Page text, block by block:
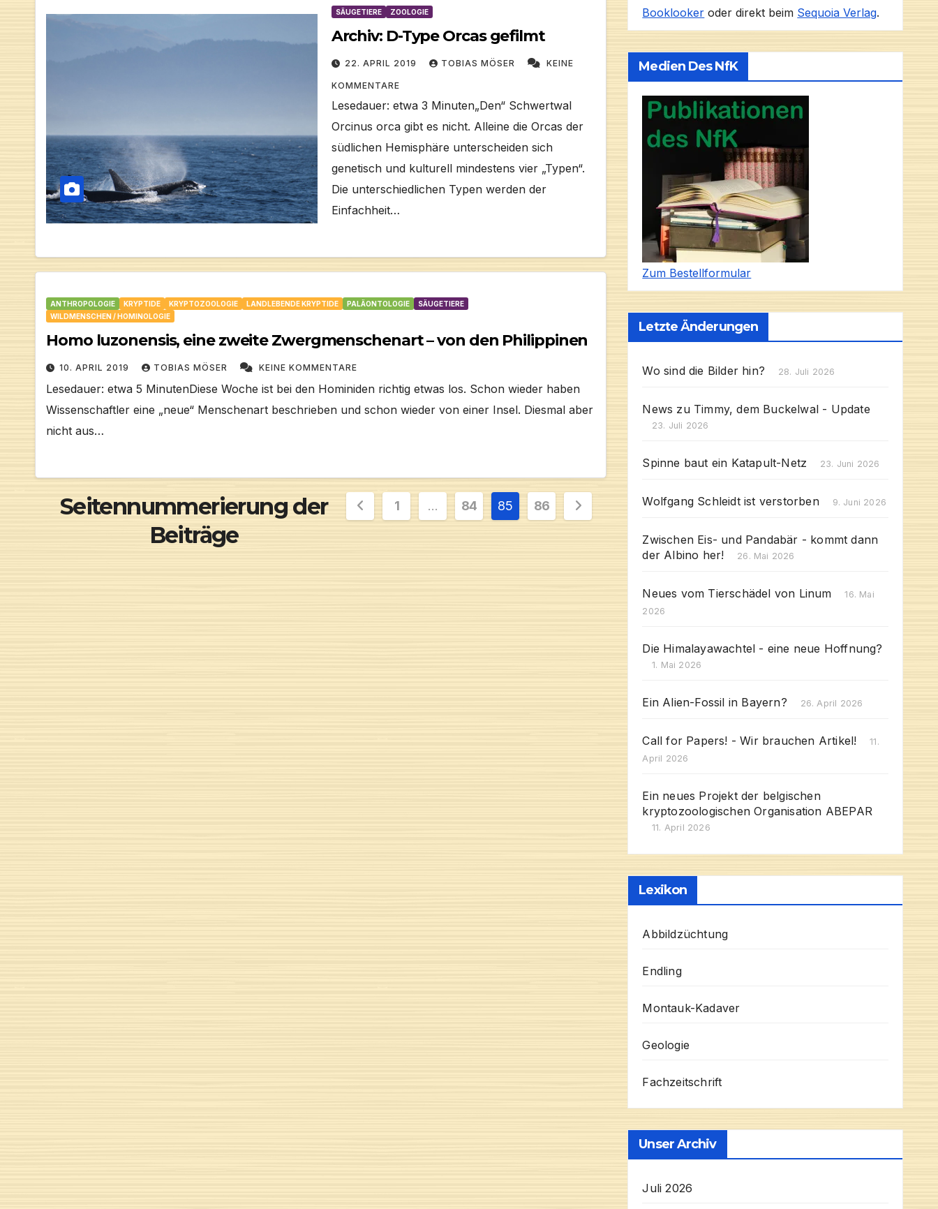
SÄUGETIERE ZOOLOGIE
Archiv: D-Type Orcas gefilmt
22. APRIL 2019 TOBIAS MÖSER KEINE
KOMMENTARE
Lesedauer: etwa 3 Minuten„Den“ Schwertwal
Orcinus orca gibt es nicht. Alleine die Orcas der
südlichen Hemisphäre unterscheiden sich
genetisch und kulturell mindestens vier „Typen“.
Die unterschiedlichen Typen werden der
Einfachheit…
ANTHROPOLOGIE KRYPTIDE KRYPTOZOOLOGIE LANDLEBENDE KRYPTIDE PALÄONTOLOGIE
SÄUGETIERE
WILDMENSCHEN / HOMINOLOGIE
Homo luzonensis, eine zweite Zwergmenschenart – von den Philippinen
10. APRIL 2019 TOBIAS MÖSER KEINE KOMMENTARE
Lesedauer: etwa 5 MinutenDiese Woche ist bei den Hominiden richtig etwas los. Schon wieder haben
Wissenschaftler eine „neue“ Menschenart beschrieben und schon wieder von einer Insel. Diesmal aber
nicht aus…
Seitennummerierung der
Beiträge
1 … 84 85 86
Booklooker oder direkt beim Sequoia Verlag.
Medien Des NfK
Zum Bestellformular
Letzte Änderungen
Wo sind die Bilder hin? 28. Juli 2026
News zu Timmy, dem Buckelwal - Update
23. Juli 2026
Spinne baut ein Katapult-Netz 23. Juni 2026
Wolfgang Schleidt ist verstorben 9. Juni 2026
Zwischen Eis- und Pandabär - kommt dann
der Albino her!
26. Mai 2026
Neues vom Tierschädel von Linum
16. Mai
2026
Die Himalayawachtel - eine neue Hoffnung?
1. Mai 2026
Ein Alien-Fossil in Bayern? 26. April 2026
Call for Papers! - Wir brauchen Artikel!
11.
April 2026
Ein neues Projekt der belgischen
kryptozoologischen Organisation ABEPAR
11. April 2026
Lexikon
Abbildzüchtung
Endling
Montauk-Kadaver
Geologie
Fachzeitschrift
Unser Archiv
Juli 2026